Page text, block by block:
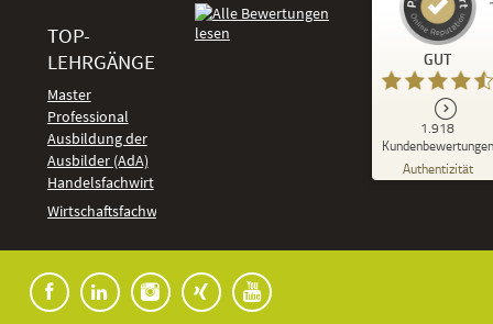
TOP-
LEHRGÄNGE
Master
Professional
Ausbildung der
Ausbilder (AdA)
Handelsfachwirt
Wirtschaftsfachwirt
GUT
1.918
Kundenbewertungen
Authentizität
Kundenbewertungen und Erfahrungen zu
DeLSt - Deutsches eLearning Studieninstitut
92
%
Empfehlungen auf
ProvenExpert.com
anderen Quellen